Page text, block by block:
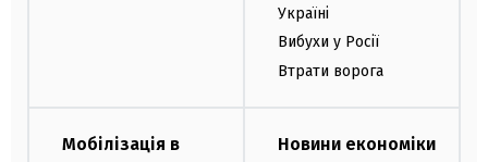
Україні
Вибухи у Росії
Втрати ворога
Мобілізація в
Новини економіки